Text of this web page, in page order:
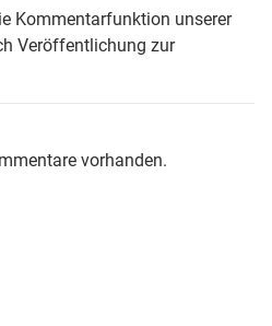
Kommentarfunktion unserer
Veröffentlichung zur
vorhanden.